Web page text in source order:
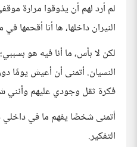
لم أرد لهم أن يذوقوا مرارة
النيران داخلها، ها أنا أقحمها
لكن لا بأس، ما أنا فيه هو
النسيان. أتمنى أن أعيش يومًا
فكرة ثقل وجودي عليهم
أتمنى شخصًا يفهم ما في داخلي
التفكير.